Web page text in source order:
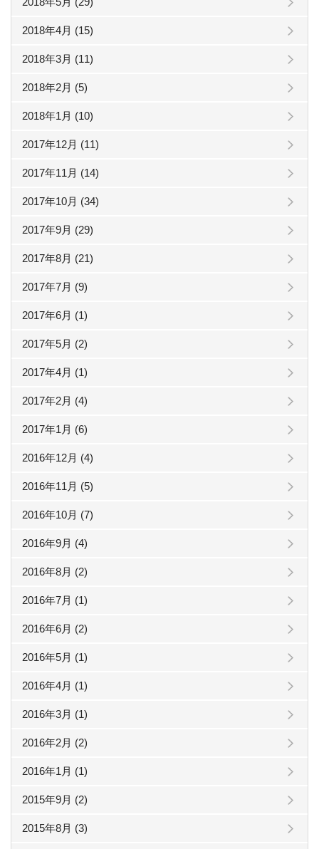
2018年4月 (15)
2018年3月 (11)
2018年2月 (5)
2018年1月 (10)
2017年12月 (11)
2017年11月 (14)
2017年10月 (34)
2017年9月 (29)
2017年8月 (21)
2017年7月 (9)
2017年6月 (1)
2017年5月 (2)
2017年4月 (1)
2017年2月 (4)
2017年1月 (6)
2016年12月 (4)
2016年11月 (5)
2016年10月 (7)
2016年9月 (4)
2016年8月 (2)
2016年7月 (1)
2016年6月 (2)
2016年5月 (1)
2016年4月 (1)
2016年3月 (1)
2016年2月 (2)
2016年1月 (1)
2015年9月 (2)
2015年8月 (3)